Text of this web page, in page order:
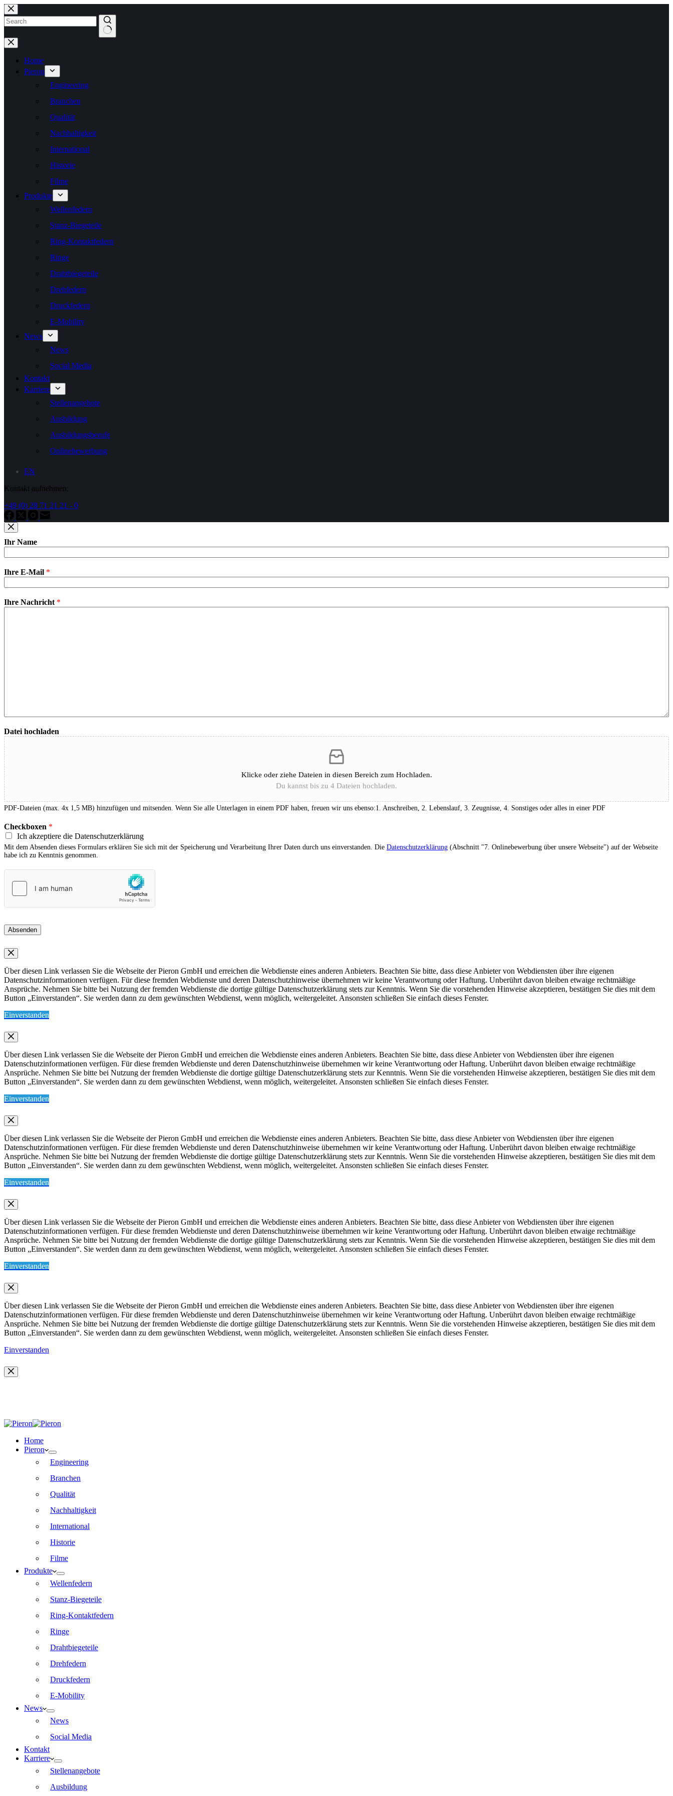
Zum
Inhalt
springen
Keine
Ergebnisse
Home
Pieron
Engineering
Branchen
Qualität
Nachhaltigkeit
International
Historie
Filme
Produkte
Wellenfedern
Stanz-Biegeteile
Ring-Kontaktfedern
Ringe
Drahtbiegeteile
Drehfedern
Druckfedern
E-Mobility
News
News
Social Media
Kontakt
Karriere
Stellenangebote
Ausbildung
Ausbildungsberufe
Onlinebewerbung
EN
Kontakt aufnehmen:
+49 (0) 28 71 21 21 - 0
Ihr Name
Ihre E-Mail *
Ihre Nachricht *
Datei hochladen
Klicke oder ziehe Dateien in diesen Bereich zum Hochladen.
Du kannst bis zu 4 Dateien hochladen.
PDF-Dateien (max. 4x 1,5 MB) hinzufügen und mitsenden. Wenn Sie alle Unterlagen in einem PDF haben, freuen wir uns ebenso:1. Anschreiben, 2. Lebenslauf, 3. Zeugnisse, 4. Sonstiges oder alles in einer PDF
Checkboxen *
Ich akzeptiere die Datenschutzerklärung
Mit dem Absenden dieses Formulars erklären Sie sich mit der Speicherung und Verarbeitung Ihrer Daten durch uns einverstanden. Die Datenschutzerklärung (Abschnitt "7. Onlinebewerbung über unsere Webseite") auf der Webseite
habe ich zu Kenntnis genommen.
Absenden
Über diesen Link verlassen Sie die Webseite der Pieron GmbH und erreichen die Webdienste eines anderen Anbieters. Beachten Sie bitte, dass diese Anbieter von Webdiensten über ihre eigenen
Datenschutzinformationen verfügen. Für diese fremden Webdienste und deren Datenschutzhinweise übernehmen wir keine Verantwortung oder Haftung. Unberührt davon bleiben etwaige rechtmäßige
Ansprüche. Nehmen Sie bitte bei Nutzung der fremden Webdienste die dortige gültige Datenschutzerklärung stets zur Kenntnis. Wenn Sie die vorstehenden Hinweise akzeptieren, bestätigen Sie dies mit dem
Button „Einverstanden“. Sie werden dann zu dem gewünschten Webdienst, wenn möglich, weitergeleitet. Ansonsten schließen Sie einfach dieses Fenster.
Einverstanden
Über diesen Link verlassen Sie die Webseite der Pieron GmbH und erreichen die Webdienste eines anderen Anbieters. Beachten Sie bitte, dass diese Anbieter von Webdiensten über ihre eigenen
Datenschutzinformationen verfügen. Für diese fremden Webdienste und deren Datenschutzhinweise übernehmen wir keine Verantwortung oder Haftung. Unberührt davon bleiben etwaige rechtmäßige
Ansprüche. Nehmen Sie bitte bei Nutzung der fremden Webdienste die dortige gültige Datenschutzerklärung stets zur Kenntnis. Wenn Sie die vorstehenden Hinweise akzeptieren, bestätigen Sie dies mit dem
Button „Einverstanden“. Sie werden dann zu dem gewünschten Webdienst, wenn möglich, weitergeleitet. Ansonsten schließen Sie einfach dieses Fenster.
Einverstanden
Über diesen Link verlassen Sie die Webseite der Pieron GmbH und erreichen die Webdienste eines anderen Anbieters. Beachten Sie bitte, dass diese Anbieter von Webdiensten über ihre eigenen
Datenschutzinformationen verfügen. Für diese fremden Webdienste und deren Datenschutzhinweise übernehmen wir keine Verantwortung oder Haftung. Unberührt davon bleiben etwaige rechtmäßige
Ansprüche. Nehmen Sie bitte bei Nutzung der fremden Webdienste die dortige gültige Datenschutzerklärung stets zur Kenntnis. Wenn Sie die vorstehenden Hinweise akzeptieren, bestätigen Sie dies mit dem
Button „Einverstanden“. Sie werden dann zu dem gewünschten Webdienst, wenn möglich, weitergeleitet. Ansonsten schließen Sie einfach dieses Fenster.
Einverstanden
Über diesen Link verlassen Sie die Webseite der Pieron GmbH und erreichen die Webdienste eines anderen Anbieters. Beachten Sie bitte, dass diese Anbieter von Webdiensten über ihre eigenen
Datenschutzinformationen verfügen. Für diese fremden Webdienste und deren Datenschutzhinweise übernehmen wir keine Verantwortung oder Haftung. Unberührt davon bleiben etwaige rechtmäßige
Ansprüche. Nehmen Sie bitte bei Nutzung der fremden Webdienste die dortige gültige Datenschutzerklärung stets zur Kenntnis. Wenn Sie die vorstehenden Hinweise akzeptieren, bestätigen Sie dies mit dem
Button „Einverstanden“. Sie werden dann zu dem gewünschten Webdienst, wenn möglich, weitergeleitet. Ansonsten schließen Sie einfach dieses Fenster.
Einverstanden
Über diesen Link verlassen Sie die Webseite der Pieron GmbH und erreichen die Webdienste eines anderen Anbieters. Beachten Sie bitte, dass diese Anbieter von Webdiensten über ihre eigenen
Datenschutzinformationen verfügen. Für diese fremden Webdienste und deren Datenschutzhinweise übernehmen wir keine Verantwortung oder Haftung. Unberührt davon bleiben etwaige rechtmäßige
Ansprüche. Nehmen Sie bitte bei Nutzung der fremden Webdienste die dortige gültige Datenschutzerklärung stets zur Kenntnis. Wenn Sie die vorstehenden Hinweise akzeptieren, bestätigen Sie dies mit dem
Button „Einverstanden“. Sie werden dann zu dem gewünschten Webdienst, wenn möglich, weitergeleitet. Ansonsten schließen Sie einfach dieses Fenster.
Einverstanden
Home
Pieron
Engineering
Branchen
Qualität
Nachhaltigkeit
International
Historie
Filme
Produkte
Wellenfedern
Stanz-Biegeteile
Ring-Kontaktfedern
Ringe
Drahtbiegeteile
Drehfedern
Druckfedern
E-Mobility
News
News
Social Media
Kontakt
Karriere
Stellenangebote
Ausbildung